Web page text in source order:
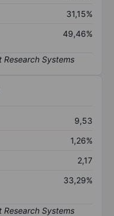
31,15%
49,46%
9,53
1,26%
2,17
33,29%